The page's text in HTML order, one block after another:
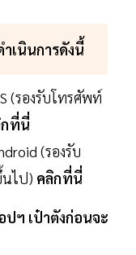
เนินการดังนี้
(รองรับโทรศัพท์
ที่นี่
(รองรับ
ไป) คลิกที่นี่
ฯ เป๋าตังก่อนจะ